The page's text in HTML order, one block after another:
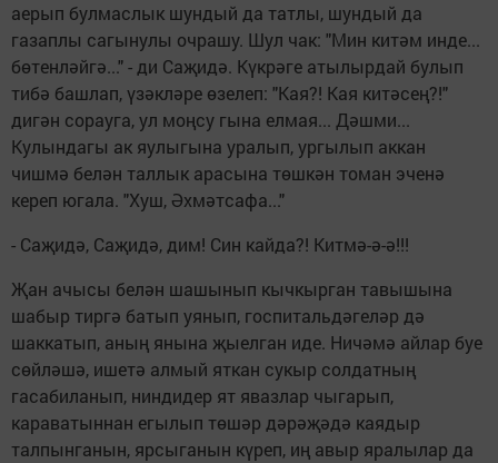
аерып булмаслык шундый да татлы, шундый да
газаплы сагынулы очрашу. Шул чак: "Мин китәм инде...
бөтенләйгә..." - ди Саҗидә. Күкрәге атылырдай булып
тибә башлап, үзәкләре өзелеп: "Кая?! Кая китәсең?!"
дигән сорауга, ул моңсу гына елмая... Дәшми...
Кулындагы ак яулыгына уралып, ургылып аккан
чишмә белән таллык арасына төшкән томан эченә
кереп югала. "Хуш, Әхмәтсафа..."
- Саҗидә, Саҗидә, дим! Син кайда?! Китмә-ә-ә!!!
Җан ачысы белән шашынып кычкырган тавышына
шабыр тиргә батып уянып, госпитальдәгеләр дә
шаккатып, аның янына җыелган иде. Ничәмә айлар буе
сөйләшә, ишетә алмый яткан сукыр солдатның
гасабиланып, ниндидер ят явазлар чыгарып,
караватыннан егылып төшәр дәрәҗәдә каядыр
талпынганын, ярсыганын күреп, иң авыр яралылар да